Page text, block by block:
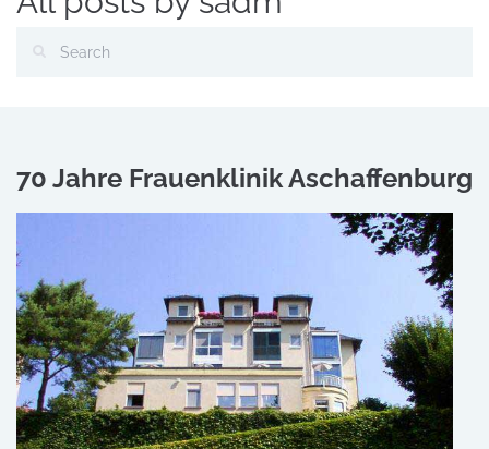
70 Jahre Frauenklinik Aschaffenburg